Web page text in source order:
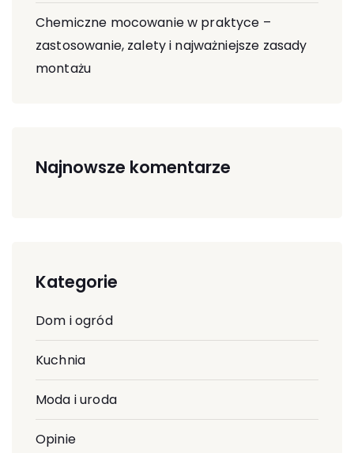
Chemiczne mocowanie w praktyce –
zastosowanie, zalety i najważniejsze zasady
montażu
Najnowsze komentarze
Kategorie
Dom i ogród
Kuchnia
Moda i uroda
Opinie